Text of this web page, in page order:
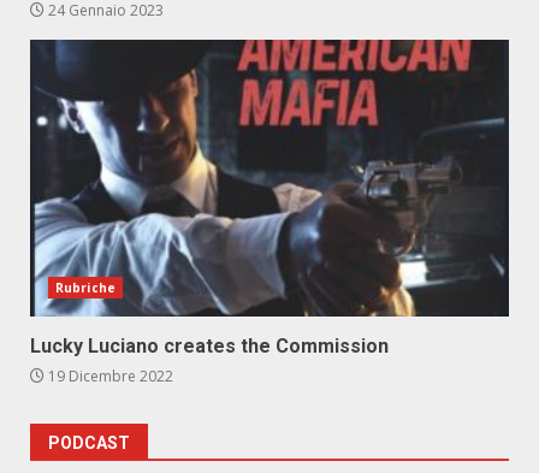
24 Gennaio 2023
Rubriche
Lucky Luciano creates the Commission
19 Dicembre 2022
PODCAST